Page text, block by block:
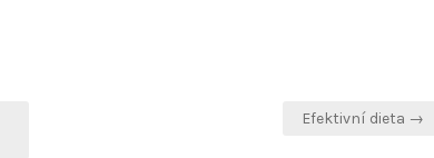
Efektivní dieta →